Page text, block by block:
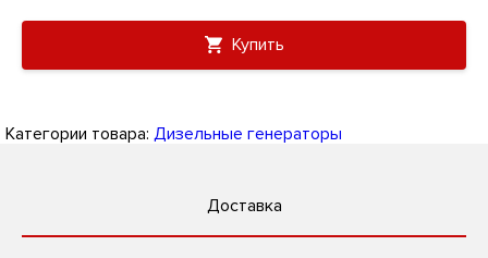
Купить
Категории товара: Дизельные генераторы
Доставка